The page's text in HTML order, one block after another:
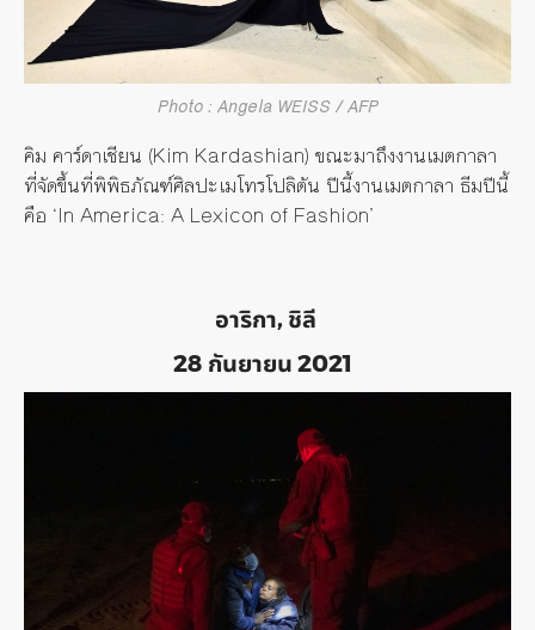
Photo : Angela WEISS / AFP
คิม คาร์ดาเชียน (Kim Kardashian) ขณะมาถึงงานเมตกาลา
ที่จัดขึ้นที่พิพิธภัณฑ์ศิลปะเมโทรโปลิตัน ปีนี้งานเมตกาลา ธีมปีนี้
คือ ‘In America: A Lexicon of Fashion’
อาริกา, ชิลี
28 กันยายน 2021